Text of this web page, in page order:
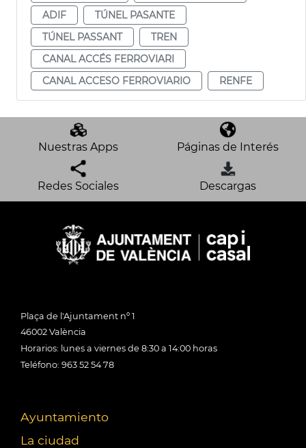
ADIF
TÚNEL PASANTE
TÚNEL PASSANT
TREN
CANAL ACCÉS FERROVIARI
CANAL ACCESO FERROVIARIO
RENFE
Nuestras Apps Páginas de Interés
Redes Sociales Descargas
Plaça de l'Ajuntament nº 1
46002 València
Horarios: lunes a viernes de 8:30 a 14:00 horas
Teléfono: 963 52 54 78
Ayuntamiento
La ciudad